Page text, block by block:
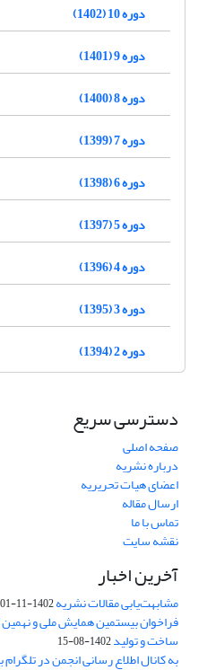
دوره 10 (1402)
دوره 9 (1401)
دوره 8 (1400)
دوره 7 (1399)
دوره 6 (1398)
دوره 5 (1397)
دوره 4 (1396)
دوره 3 (1395)
دوره 2 (1394)
دسترسی سریع
صفحه اصلی
درباره نشریه
اعضای هیات تحریریه
ارسال مقاله
تماس با ما
نقشه سایت
آخرین اخبار
مشابهت‌یابی مقالات نشریه1402-11-01
فراخوان بیستمین همایش ملی و
ساخت و تولید1402-08-15
به کانال اطلاع رسانی انجمن در